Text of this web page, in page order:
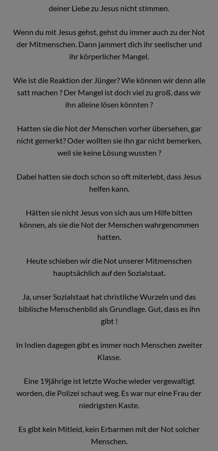
deiner Liebe zu Jesus nicht stimmen.
Wenn du mit Jesus gehst, gehst du immer auch zu der Not
der Mitmenschen. Dann jammert dich ihr seelischer und
ihr körperlicher Mangel.
Wie ist die Reaktion der Jünger? Wie können wir denn alle
satt machen ? Der Mangel ist doch viel zu groß, dass wir
ihn alleine lösen könnten ?
Hatten sie die Not der Menschen vorher übersehen, gar
nicht gemerkt? Oder wollten sie ihn gar nicht bemerken,
weil sie keine Lösung wussten ?
Dabei hatten sie doch schon so oft miterlebt, dass Jesus
helfen kann.
Hätten sie nicht Jesus von sich aus um Hilfe bitten
können, als sie die Not der Menschen wahrgenommen
hatten.
Heute schieben wir die Not unserer Mitmenschen
hauptsächlich auf den Sozialstaat.
Ja, unser Sozialstaat hat christliche Wurzeln und das
biblische Menschenbild als Grundlage. Gut, dass es ihn
gibt !
In Indien dagegen gibt es immer noch Menschen zweiter
Klasse.
Eine 19jährige ist letzte Woche wieder vergewaltigt
worden, die Polizei schaut weg. Es war nur eine Frau der
niedrigsten Kaste.
Es gibt kein Mitleid, kein Erbarmen mit der Not solcher
Menschen.